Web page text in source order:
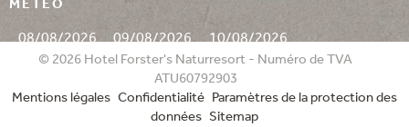
MÉTÉO
08/08/2026 09/08/2026 10/08/2026
min. 13°
min. 14°
© 2026 Hotel Forster's Naturresort - Numéro de TVA
ATU60792903
Mentions légales Confidentialité Paramètres de la protection des
données Sitemap